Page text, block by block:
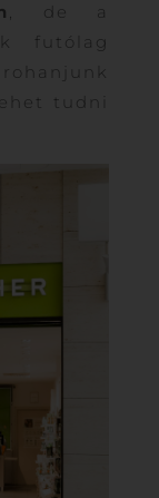
, de a
futólag
tudni